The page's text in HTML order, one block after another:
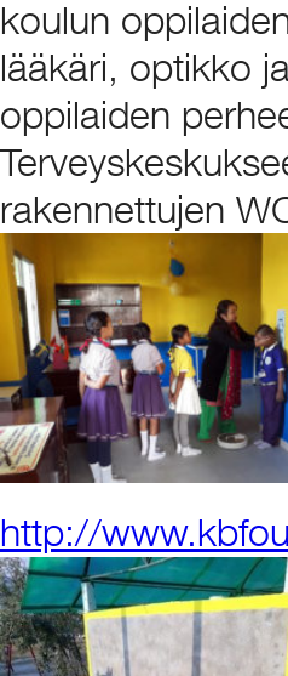
koulun
lääkäri, optikko
oppilaiden
rakennettujen
http://